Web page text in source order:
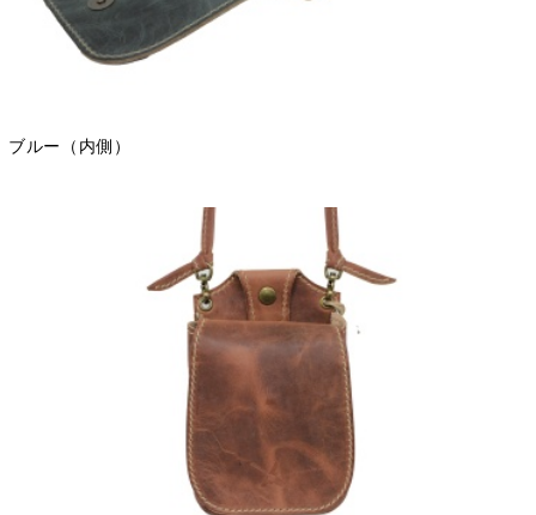
ブルー（内側）